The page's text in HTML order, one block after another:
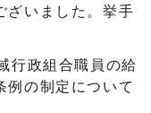
いました。挙手
行政組合職員の給
例の制定について